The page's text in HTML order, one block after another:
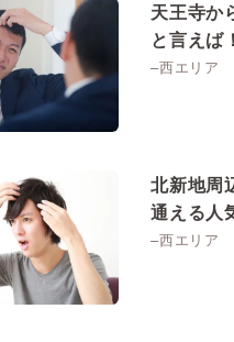
天王寺か
と言えば
–西エリア
北新地周
通える人
–西エリア